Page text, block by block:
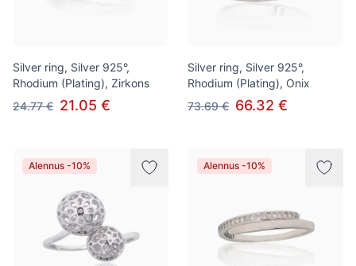
Silver ring, Silver 925°,
Rhodium (Plating), Zirkons
24.77 € 21.05 €
Silver ring, Silver 925°,
Rhodium (Plating), Onix
73.69 € 66.32 €
Alennus -10% Alennus -10%